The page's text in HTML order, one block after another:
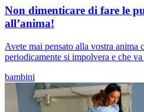
Non dimenticare di fare le
all’anima!
Avete mai pensato alla vostra anima
periodicamente si impolvera e che
bambini